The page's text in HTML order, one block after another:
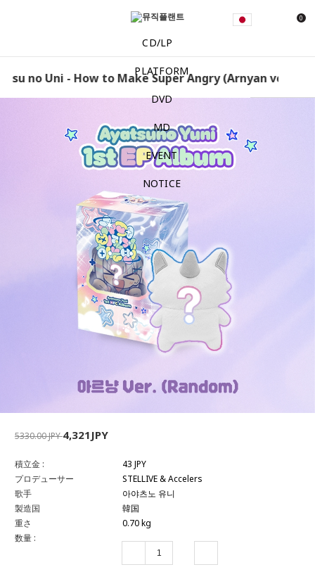
0
CD/LP
PLATFORM
DVD
MD
EVENT
NOTICE
no Uni - How to Make Super Angry (Arnyan ver.)
5330.00 JPY4,321JPY
積立金 :
43 JPY
プロデューサー
STELLIVE & Accelers
歌手
아야츠노 유니
製造国
韓国
重さ
0.70 kg
数量 :